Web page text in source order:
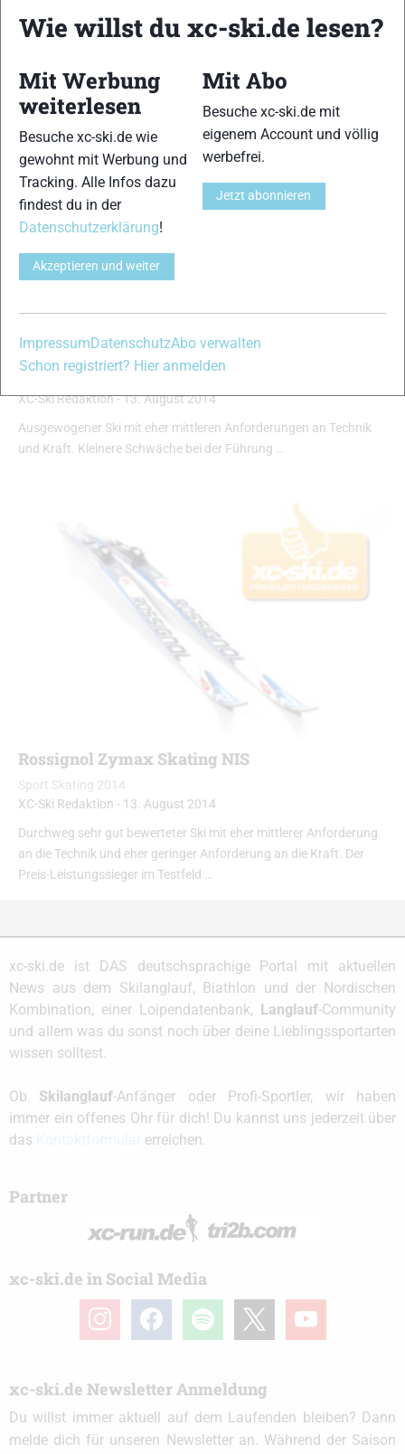
Peltonen Acadia Skate
XC-Ski Redaktion-13. August 2014
Ausgewogener Ski mit eher mittleren Anforderungen an Technik
und Kraft. Kleinere Schwäche bei der Führung …
Rossignol Zymax Skating NIS
Sport Skating 2014
XC-Ski Redaktion - 13. August 2014
Durchweg sehr gut bewerteter Ski mit eher mittlerer Anforderung
an die Technik und eher geringer Anforderung an die Kraft. Der
Preis-Leistungssieger im Testfeld …
xc-ski.de ist DAS deutschsprachige Portal mit aktuellen
News aus dem Skilanglauf, Biathlon und der Nordischen
Kombination, einer Loipendatenbank, Langlauf-Community
und allem was du sonst noch über deine Lieblingssportarten
wissen solltest.
Ob Skilanglauf-Anfänger oder Profi-Sportler, wir haben
immer ein offenes Ohr für dich! Du kannst uns jederzeit über
das
erreichen.
Partner
xc-ski.de in Social Media
instagramfacebook spotify youtube
xc-ski.de Newsletter Anmeldung
Du willst immer aktuell auf dem Laufenden bleiben? Dann
melde dich für unseren Newsletter an. Während der Saison
Wie willst du xc-ski.de lesen?
Mit Werbung
weiterlesen
Besuche xc-ski.de wie
gewohnt mit Werbung und
Tracking. Alle Infos dazu
findest du in der
Datenschutzerklärung!
Akzeptieren und weiter
Mit Abo
Besuche xc-ski.de mit
eigenem Account und völlig
werbefrei.
Jetzt abonnieren
Impressum DatenschutzAbo verwalten
Schon registriert? Hier anmelden